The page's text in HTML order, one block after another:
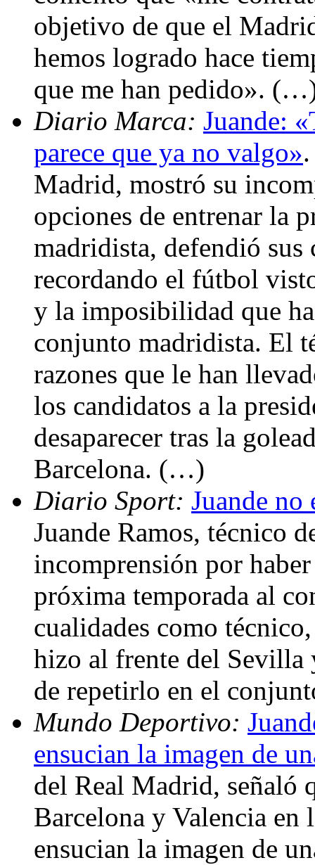
objetivo de que el
hemos logrado hace
que me han pedido».
Diario Marca: Juande:
parece que ya no valgo»
Madrid, mostró su
opciones de entrenar la
madridista, defendió sus
recordando el fútbol
y la imposibilidad que
conjunto madridista. El
razones que le han
los candidatos a la
desaparecer tras la
Barcelona. (…)
Diario Sport: Juande no
Juande Ramos, técnico
incomprensión por
próxima temporada al
cualidades como
hizo al frente del
de repetirlo en el
Mundo Deportivo:
ensucian la imagen de
del Real Madrid, señaló
Barcelona y Valencia
ensucian la imagen de